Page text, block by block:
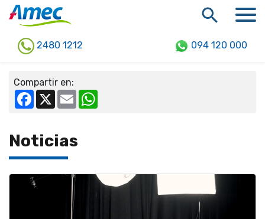
2480 1212 094 120 000
Compartir en:
Facebook
X Email
Noticias